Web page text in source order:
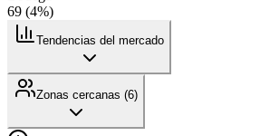
69 (4%)
Tendencias del mercado
Zonas cercanas (6)